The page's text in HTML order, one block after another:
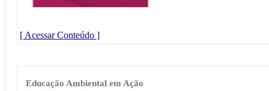
[ Acessar Conteúdo ]
Educação Ambiental em Ação